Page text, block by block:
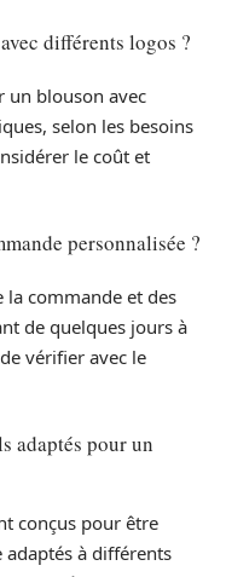
différents logos ?
un blouson avec
selon les besoins
le coût et
personnalisée ?
la commande et des
de quelques jours à
vérifier avec le
adaptés pour un
conçus pour être
à différents